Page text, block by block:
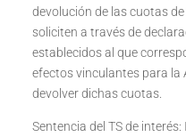
devolución de las cuotas
soliciten a través de
establecidos al que
efectos vinculantes para la
devolver dichas cuotas.
Sentencia del TS de interés: